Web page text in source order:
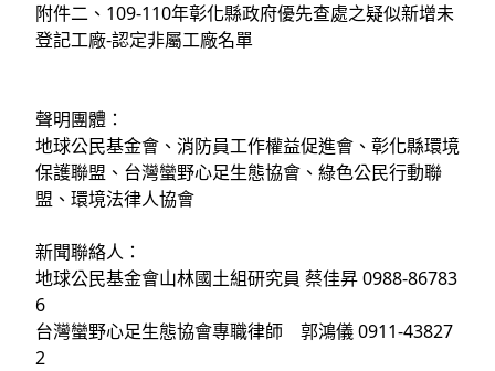
附件二、109-110年彰化縣政府優先查處之疑似新增未
登記工廠-認定非屬工廠名單
聲明團體：
地球公民基金會、消防員工作權益促進會、彰化縣環境
保護聯盟、台灣蠻野心足生態協會、綠色公民行動聯
盟、環境法律人協會
新聞聯絡人：
地球公民基金會山林國土組研究員 蔡佳昇 0988-86783
6
台灣蠻野心足生態協會專職律師 郭鴻儀 0911-43827
2